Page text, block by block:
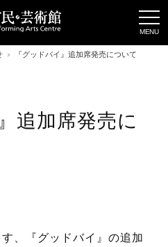
『グッドバイ』追加席発売について
追加席発売に
、『グッドバイ』の追加